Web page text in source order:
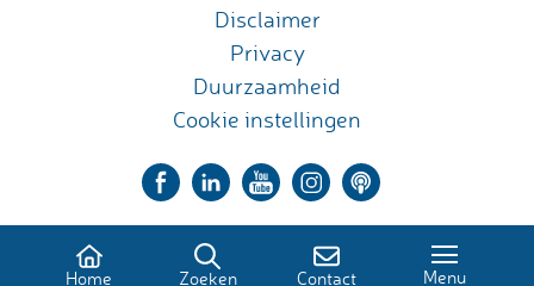
Disclaimer
Privacy
Duurzaamheid
Cookie instellingen
Home Zoeken Contact Menu